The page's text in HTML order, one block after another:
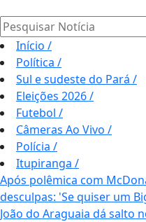
Pesquisar Notícia
Início /
Política /
Sul e sudeste do Pará /
Eleições 2026/
Futebol /
Câmeras Ao Vivo /
Polícia /
Itupiranga /
Após polêmica com
desculpas: 'Se quiser um
João do Araguaia dá salto